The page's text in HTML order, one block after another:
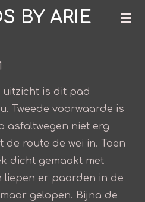
BY ARIE
uitzicht is dit pad
Tweede voorwaarde is
asfaltwegen niet erg
route de wei in. Toen
dicht gemaakt met
liepen er paarden in de
gelopen. Bijna de